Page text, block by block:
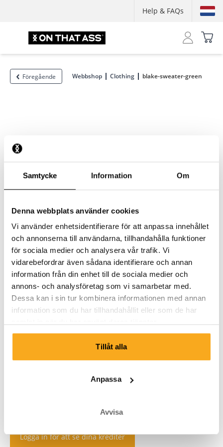
Samtycke Information Om
Denna webbplats använder cookies
Vi använder enhetsidentifierare för att anpassa innehållet
och annonserna till användarna, tillhandahålla funktioner
för sociala medier och analysera vår trafik. Vi
vidarebefordrar även sådana identifierare och annan
information från din enhet till de sociala medier och
annons- och analysföretag som vi samarbetar med.
Dessa kan i sin tur kombinera informationen med annan
information som du har tillhandahållit eller som de har
Tillåt alla
Anpassa
Avvisa
Help & FAQs
Föregående Webbshop Clothing blake-sweater-green
Logga in för att se dina krediter